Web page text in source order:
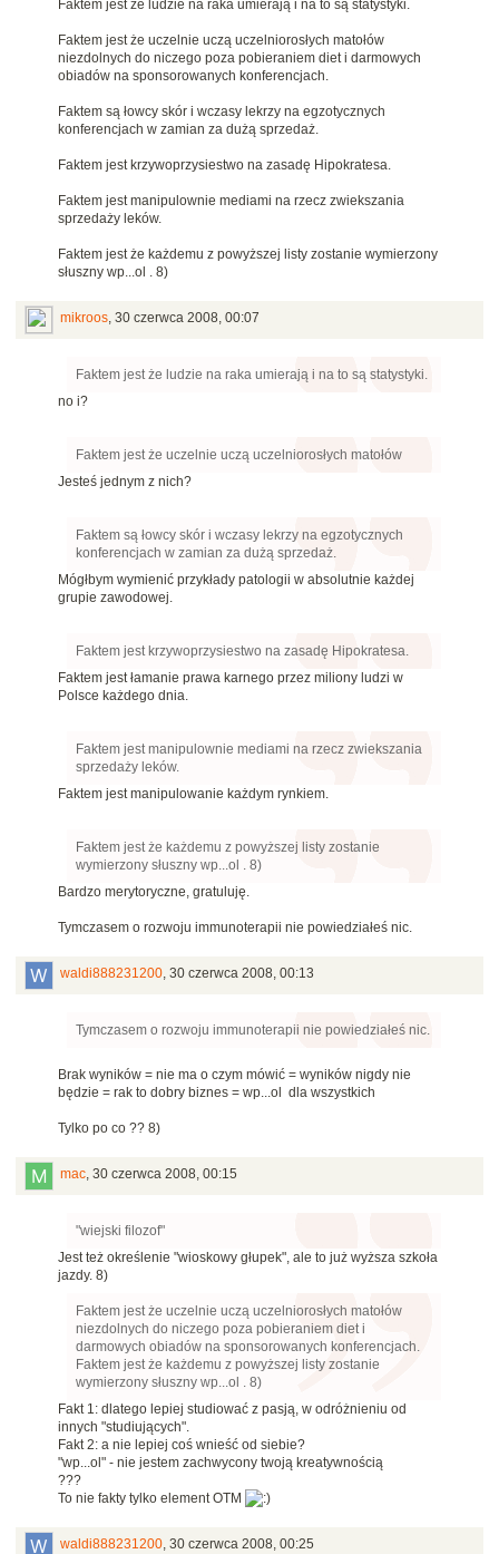
Faktem jest że ludzie na raka umierają i na to są statystyki.
Faktem jest że uczelnie uczą uczelniorosłych matołów
niezdolnych do niczego poza pobieraniem diet i darmowych
obiadów na sponsorowanych konferencjach.
Faktem są łowcy skór i wczasy lekrzy na egzotycznych
konferencjach w zamian za dużą sprzedaż.
Faktem jest krzywoprzysiestwo na zasadę Hipokratesa.
Faktem jest manipulownie mediami na rzecz zwiekszania
sprzedaży leków.
Faktem jest że każdemu z powyższej listy zostanie wymierzony
słuszny wp...ol . 8)
mikroos, 30 czerwca 2008, 00:07
Faktem jest że ludzie na raka umierają i na to są statystyki.
no i?
Faktem jest że uczelnie uczą uczelniorosłych matołów
Jesteś jednym z nich?
Faktem są łowcy skór i wczasy lekrzy na egzotycznych
konferencjach w zamian za dużą sprzedaż.
Mógłbym wymienić przykłady patologii w absolutnie każdej
grupie zawodowej.
Faktem jest krzywoprzysiestwo na zasadę Hipokratesa.
Faktem jest łamanie prawa karnego przez miliony ludzi w
Polsce każdego dnia.
Faktem jest manipulownie mediami na rzecz zwiekszania
sprzedaży leków.
Faktem jest manipulowanie każdym rynkiem.
Faktem jest że każdemu z powyższej listy zostanie
wymierzony słuszny wp...ol . 8)
Bardzo merytoryczne, gratuluję.
Tymczasem o rozwoju immunoterapii nie powiedziałeś nic.
waldi888231200, 30 czerwca 2008, 00:13
Tymczasem o rozwoju immunoterapii nie powiedziałeś nic.
Brak wyników = nie ma o czym mówić = wyników nigdy nie
będzie = rak to dobry biznes = wp...ol dla wszystkich
Tylko po co ?? 8)
mac, 30 czerwca 2008, 00:15
"wiejski filozof"
Jest też określenie "wioskowy głupek", ale to już wyższa szkoła
jazdy. 8)
Faktem jest że uczelnie uczą uczelniorosłych matołów
niezdolnych do niczego poza pobieraniem diet i
darmowych obiadów na sponsorowanych konferencjach.
Faktem jest że każdemu z powyższej listy zostanie
wymierzony słuszny wp...ol . 8)
Fakt 1: dlatego lepiej studiować z pasją, w odróżnieniu od
innych "studiujących".
Fakt 2: a nie lepiej coś wnieść od siebie?
"wp...ol" - nie jestem zachwycony twoją kreatywnością
???
To nie fakty tylko element OTM
waldi888231200, 30 czerwca 2008, 00:25